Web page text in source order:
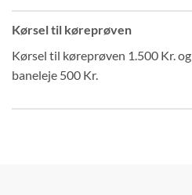
Kørsel til køreprøven
Kørsel til køreprøven 1.500 Kr. og
baneleje 500 Kr.